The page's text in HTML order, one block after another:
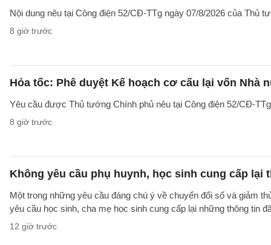
Nội dung nêu tại Công điện 52/CĐ-TTg ngày 07/8/2026 của Thủ
8 giờ trước
Hỏa tốc: Phê duyệt Kế hoạch cơ cấu lại vốn Nhà
Yêu cầu được Thủ tướng Chính phủ nêu tại Công điện 52/CĐ-
8 giờ trước
Không yêu cầu phụ huynh, học sinh cung cấp lại
Một trong những yêu cầu đáng chú ý về chuyển đổi số và giảm
yêu cầu học sinh, cha mẹ học sinh cung cấp lại những thông tin
12 giờ trước